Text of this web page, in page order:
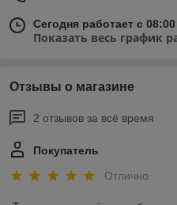
Сегодня работает с
Показать весь график
Отзывы о магазине
2 отзывов за всё время
Покупатель
Отлично